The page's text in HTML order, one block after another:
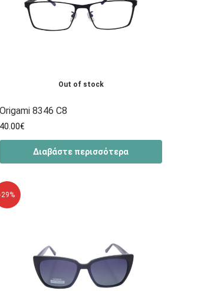
Out of stock
Origami 8346 C8
40.00€
Διαβάστε περισσότερα
29%